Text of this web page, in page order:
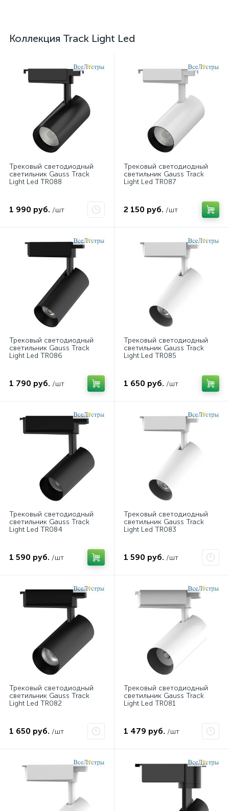
Коллекция Track Light Led
Трековый светодиодный
светильник Gauss Track
Light Led TR088
1 990 руб. /шт
Трековый светодиодный
светильник Gauss Track
Light Led TR087
2 150 руб. /шт
Трековый светодиодный
светильник Gauss Track
Light Led TR086
1 790 руб. /шт
Трековый светодиодный
светильник Gauss Track
Light Led TR085
1 650 руб. /шт
Трековый светодиодный
светильник Gauss Track
Light Led TR084
1 590 руб. /шт
Трековый светодиодный
светильник Gauss Track
Light Led TR083
1 590 руб. /шт
Трековый светодиодный
светильник Gauss Track
Light Led TR082
1 650 руб. /шт
Трековый светодиодный
светильник Gauss Track
Light Led TR081
1 479 руб. /шт